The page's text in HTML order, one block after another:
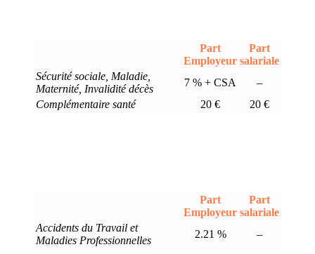
Part
Employeur
Part
salariale
Sécurité sociale, Maladie,
Maternité, Invalidité décès
7 % + CSA
–
Complémentaire santé
20 € 20 €
Part
Employeur
Part
salariale
Accidents du Travail et
Maladies Professionnelles
2.21 % –